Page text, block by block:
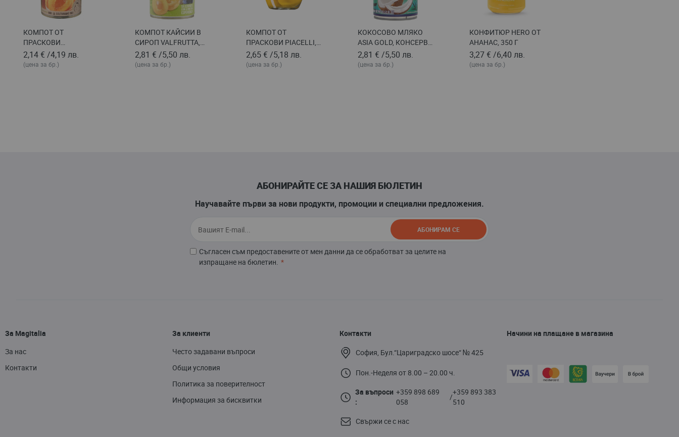
КОМПОТ ОТ
ПРАСКОВИ
VALFRUTTA,
КОНСЕРВА 411 Г
2,14 € /4,19 лв.
(цена за бр.)
КОМПОТ КАЙСИИ В
СИРОП VALFRUTTA,
КОНСЕРВА 420 Г
2,81 € /5,50 лв.
(цена за бр.)
КОМПОТ ОТ
ПРАСКОВИ PIACELLI,
560 Г
2,65 € /5,18 лв.
(цена за бр.)
КОКОСОВО МЛЯКО
ASIA GOLD, КОНСЕРВА
400 Г
2,81 € /5,50 лв.
(цена за бр.)
КОНФИТЮР HERO ОТ
АНАНАС, 350 Г
3,27 € /6,40 лв.
(цена за бр.)
АБОНИРАЙТЕ СЕ ЗА НАШИЯ БЮЛЕТИН
Научавайте първи за нови продукти, промоции и специални предложения.
Съгласен съм предоставените от мен данни да се обработват за целите на
изпращане на бюлетин.
АБОНИРАМ СЕ
За Magitalia
За нас
Контакти
За клиенти
Често задавани въпроси
Общи условия
Политика за поверителност
Информация за бисквитки
Контакти
София, Бул.“Цариградско шосе“ № 425
Пон.-Неделя от 8.00 – 20.00 ч.
За въпроси
:
+359 898 689
058
/
+359 893 383
510
Свържи се с нас
Начини на плащане в магазина